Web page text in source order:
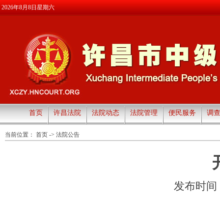
2026年8月8日星期六
首页 许昌法院 法院动态 法院管理 便民服务 调
当前位置： 首页 -> 法院公告
发布时间